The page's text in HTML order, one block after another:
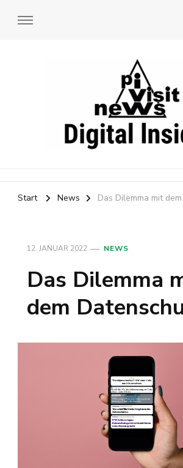
Start News Das Dilemma mit
12. JANUAR 2022 NEWS
Das Dilemma
dem